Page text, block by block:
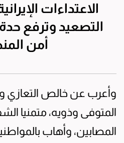
الاعتداءات
التصعيد وترفع
أمن
وأعرب عن خالص التعازي
المتوفى وذويه، متمنيا
المصابين، وأهاب